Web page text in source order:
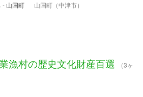
- 山国町
山国町（中津市）
漁村の歴史文化財産百選 （3ヶ